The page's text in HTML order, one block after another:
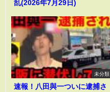
乱(2026年7月29日)
未分類
速報！八田與一ついに逮捕さ